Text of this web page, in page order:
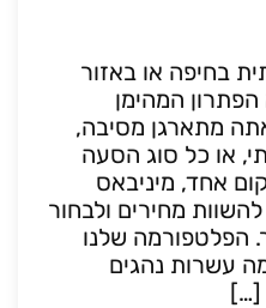
בחיפה או באזור
הפתרון המהימן
אתה מתארגן מסיבה,
או כל סוג הסעה
אחד, מיניבאס
מחירים ולבחור
הפלטפורמה שלנו
עשרות נהגים
[…]